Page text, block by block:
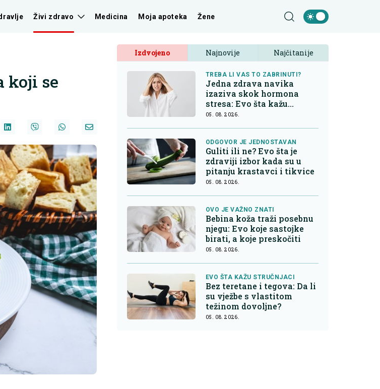
Živi zdravo Medicina Moja apoteka Žene
koji se
Izdvojeno Najnovije Najčitanije
TREBA LI VAS TO ZABRINUTI?
Jedna zdrava navika
izaziva skok hormona
stresa: Evo šta kažu
endokrinolozi
05. 08. 2026.
ODGOVOR JE JEDNOSTAVAN
Guliti ili ne? Evo šta je
zdraviji izbor kada su u
pitanju krastavci i tikvice
05. 08. 2026.
OVO JE VAŽNO ZNATI
Bebina koža traži posebnu
njegu: Evo koje sastojke
birati, a koje preskočiti
05. 08. 2026.
EVO ŠTA KAŽU STRUČNJACI
Bez teretane i tegova: Da li
su vježbe s vlastitom
težinom dovoljne?
05. 08. 2026.